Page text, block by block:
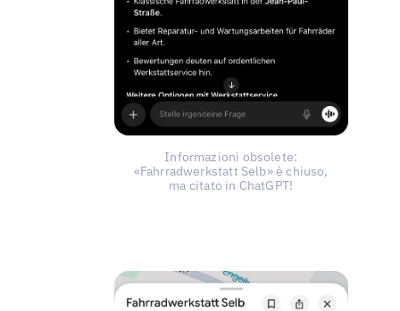
Informazioni obsolete:
«Fahrradwerkstatt Selb» è chiuso,
ma citato in ChatGPT!